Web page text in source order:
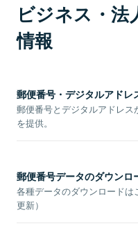
ビジネス・法
情報
郵便番号・デジタルアドレ
郵便番号とデジタルアドレ
を提供。
郵便番号データのダウンロ
各種データのダウンロードは
更新）